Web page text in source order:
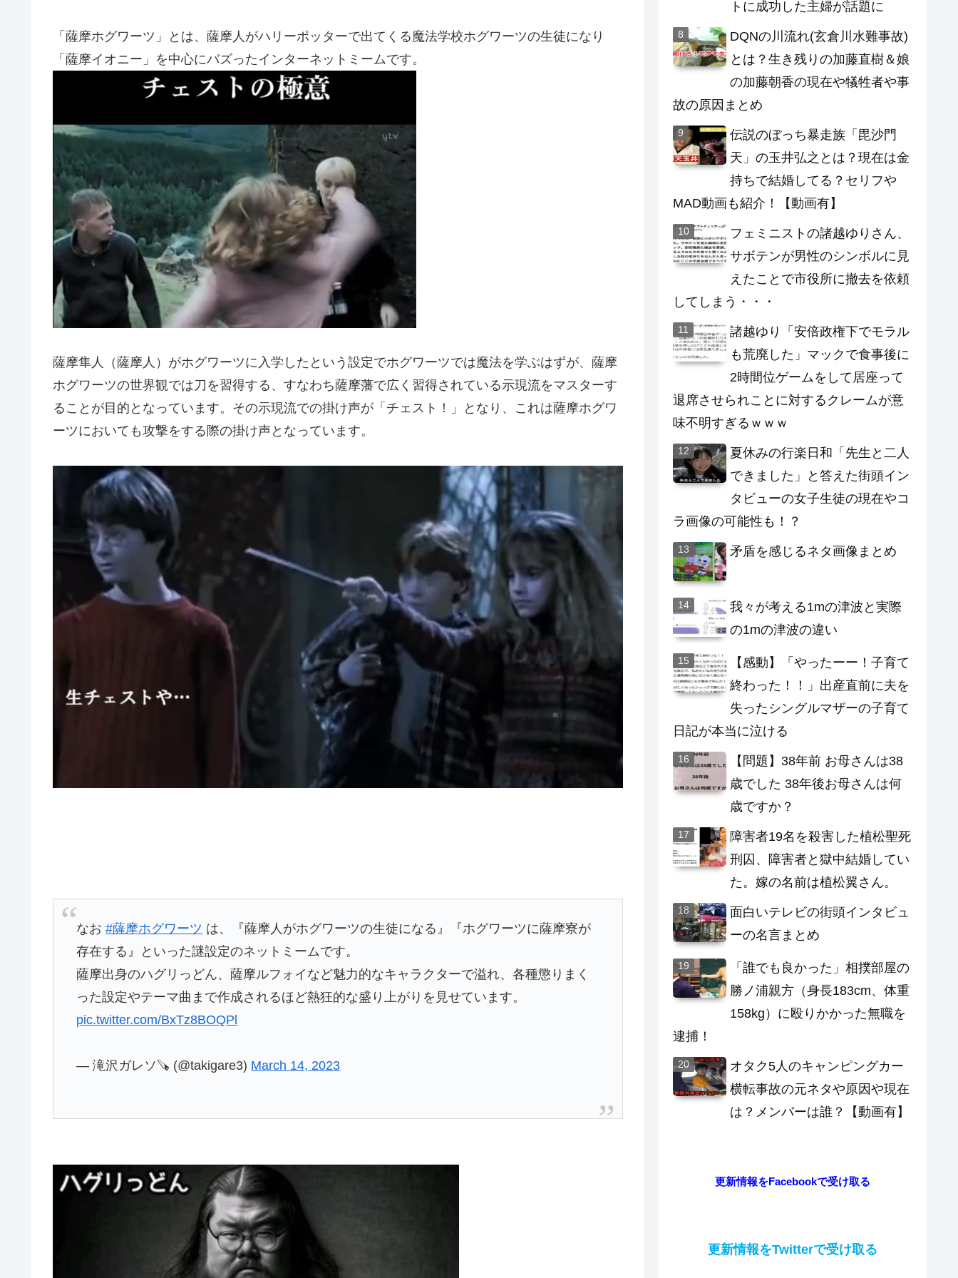
「薩摩ホグワーツ」とは、薩摩人がハリーポッターで出てくる魔法学校ホグワーツの生徒になり
「薩摩イオニー」を中心にバズったインターネットミームです。
薩摩隼人（薩摩人）がホグワーツに入学したという設定でホグワーツでは魔法を学ぶはずが、薩摩
ホグワーツの世界観では刀を習得する、すなわち薩摩藩で広く習得されている示現流をマスターす
ることが目的となっています。その示現流での掛け声が「チェスト！」となり、これは薩摩ホグワ
ーツにおいても攻撃をする際の掛け声となっています。
なお#薩摩ホグワーツ は、『薩摩人がホグワーツの生徒になる』『ホグワーツに薩摩寮が
存在する』といった謎設定のネットミームです。
薩摩出身のハグリっどん、薩摩ルフォイなど魅力的なキャラクターで溢れ、各種懲りまく
った設定やテーマ曲まで作成されるほど熱狂的な盛り上がりを見せています。
pic.twitter.com/BxTz8BOQPl
— 滝沢ガレソ🪚 (@takigare3) March 14, 2023
トに成功した主婦が話題に
DQNの川流れ(玄倉川水難事故)
とは？生き残りの加藤直樹＆娘
の加藤朝香の現在や犠牲者や事
故の原因まとめ
伝説のぼっち暴走族「毘沙門
天」の玉井弘之とは？現在は金
持ちで結婚してる？セリフや
MAD動画も紹介！【動画有】
フェミニストの諸越ゆりさん、
サボテンが男性のシンボルに見
えたことで市役所に撤去を依頼
してしまう・・・
諸越ゆり「安倍政権下でモラル
も荒廃した」マックで食事後に
2時間位ゲームをして居座って
退席させられことに対するクレームが意
味不明すぎるｗｗｗ
夏休みの行楽日和「先生と二人
できました」と答えた街頭イン
タビューの女子生徒の現在やコ
ラ画像の可能性も！？
矛盾を感じるネタ画像まとめ
我々が考える1mの津波と実際
の1mの津波の違い
【感動】「やったーー！子育て
終わった！！」出産直前に夫を
失ったシングルマザーの子育て
日記が本当に泣ける
【問題】38年前 お母さんは38
歳でした 38年後お母さんは何
歳ですか？
障害者19名を殺害した植松聖死
刑囚、障害者と獄中結婚してい
た。嫁の名前は植松翼さん。
面白いテレビの街頭インタビュ
ーの名言まとめ
「誰でも良かった」相撲部屋の
勝ノ浦親方（身長183cm、体重
158kg）に殴りかかった無職を
逮捕！
オタク5人のキャンピングカー
横転事故の元ネタや原因や現在
は？メンバーは誰？【動画有】
更新情報をFacebookで受け取る
更新情報をTwitterで受け取る